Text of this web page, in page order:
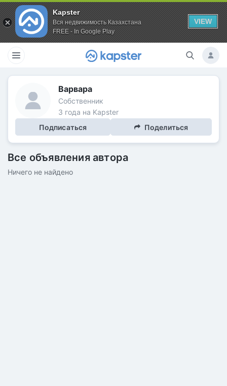
Kapster
Вся недвижимость Казахстана
FREE - In Google Play
VIEW
Варвара
Собственник
3 года на Kapster
Подписаться
Поделиться
Все объявления автора
Ничего не найдено